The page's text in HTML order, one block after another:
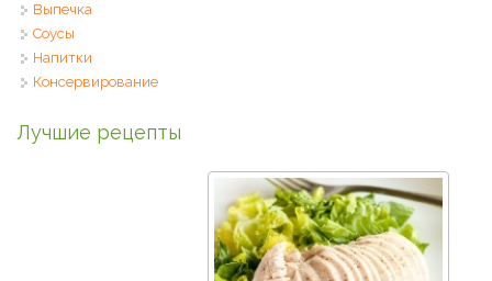
Выпечка
Соусы
Напитки
Консервирование
Лучшие рецепты